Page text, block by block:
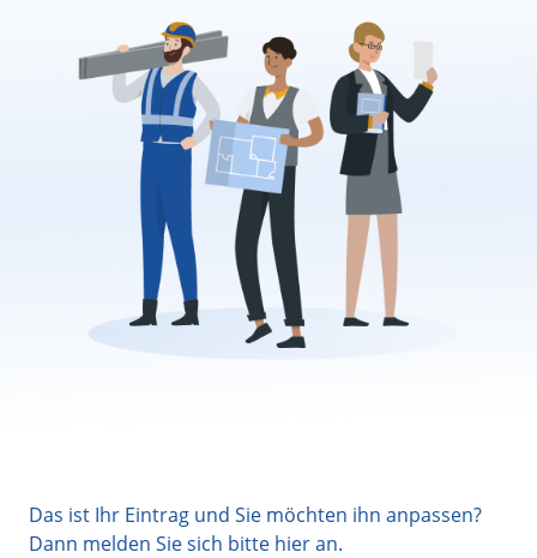
Das ist Ihr Eintrag und Sie möchten ihn anpassen?
Dann melden Sie sich bitte hieran.